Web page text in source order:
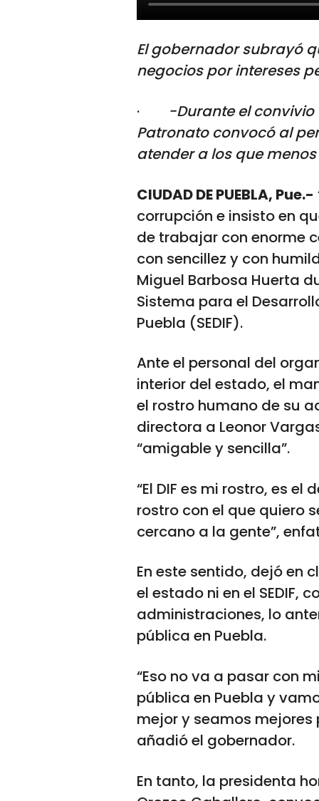
El gobernador subrayó
negocios por intereses
·
-Durante el
Patronato convocó al
atender a los que
CIUDAD DE PUEBLA, Pue.-
corrupción e insisto en
de trabajar con enorme
con sencillez y con
Miguel Barbosa Huerta
Sistema para el
Puebla (SEDIF).
Ante el personal del
interior del estado, el
el rostro humano de su
directora a Leonor
“amigable y sencilla”.
“El DIF es mi rostro, es el
rostro con el que quiero
cercano a la gente”,
En este sentido, dejó en
el estado ni en el SEDIF,
administraciones, lo
pública en Puebla.
“Eso no va a pasar con
pública en Puebla y
mejor y seamos mejores
añadió el gobernador.
En tanto, la presidenta